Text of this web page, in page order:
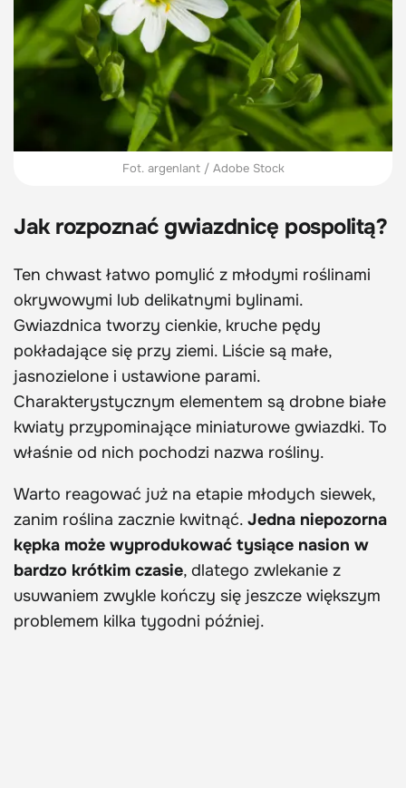
Fot. argenlant / Adobe Stock
Jak rozpoznać gwiazdnicę pospolitą?
Ten chwast łatwo pomylić z młodymi roślinami
okrywowymi lub delikatnymi bylinami.
Gwiazdnica tworzy cienkie, kruche pędy
pokładające się przy ziemi. Liście są małe,
jasnozielone i ustawione parami.
Charakterystycznym elementem są drobne białe
kwiaty przypominające miniaturowe gwiazdki. To
właśnie od nich pochodzi nazwa rośliny.
Warto reagować już na etapie młodych siewek,
zanim roślina zacznie kwitnąć. Jedna niepozorna
kępka może wyprodukować tysiące nasion w
bardzo krótkim czasie, dlatego zwlekanie z
usuwaniem zwykle kończy się jeszcze większym
problemem kilka tygodni później.